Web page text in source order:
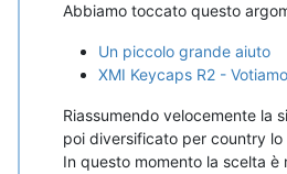
Abbiamo toccato questo
Un piccolo grande aiuto
XMI Keycaps R2 -
Riassumendo velocemente la
poi diversificato per country lo
In questo momento la scelta